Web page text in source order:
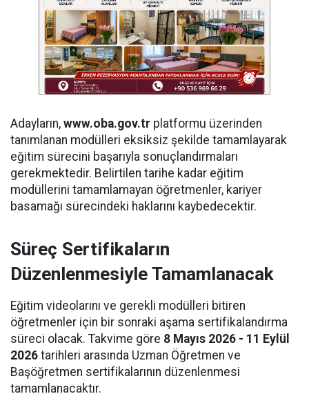
Adayların, www.oba.gov.tr platformu üzerinden
tanımlanan modülleri eksiksiz şekilde tamamlayarak
eğitim sürecini başarıyla sonuçlandırmaları
gerekmektedir. Belirtilen tarihe kadar eğitim
modüllerini tamamlamayan öğretmenler, kariyer
basamağı sürecindeki haklarını kaybedecektir.
Süreç Sertifikaların
Düzenlenmesiyle Tamamlanacak
Eğitim videolarını ve gerekli modülleri bitiren
öğretmenler için bir sonraki aşama sertifikalandırma
süreci olacak. Takvime göre 8 Mayıs 2026 - 11 Eylül
2026 tarihleri arasında Uzman Öğretmen ve
Başöğretmen sertifikalarının düzenlenmesi
tamamlanacaktır.